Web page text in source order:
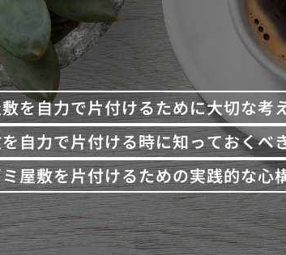
を自力で片付けるために大切な考
自力で片付ける時に知っておくべ
屋敷を片付けるための実践的な心